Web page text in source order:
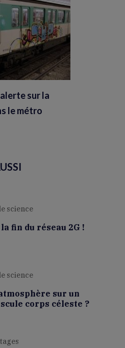
sur la
le métro
science
la fin du réseau 2G !
science
sur un
corps céleste ?